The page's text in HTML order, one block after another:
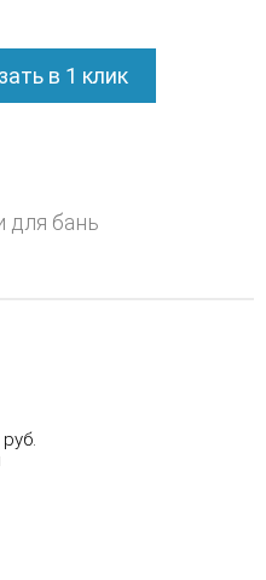
в 1 клик
для бань